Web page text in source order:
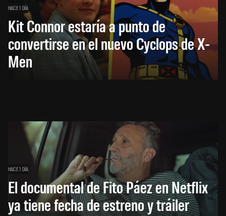
HACE 1 DÍA
Kit Connor estaría a punto de
convertirse en el nuevo Cyclops de X-
Men
HACE 1 DÍA
El documental de Fito Páez en Netflix
ya tiene fecha de estreno y tráiler